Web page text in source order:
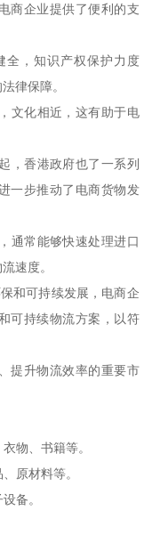
商企业提供了便利的支
全，知识产权保护力度
律保障。
文化相近，这有助于电
，香港政府也了一系列
一步推动了电商货物发
通常能够快速处理进口
速度。
和可持续发展，电商企
可持续物流方案，以符
提升物流效率的重要市
物、书籍等。
原材料等。
备。